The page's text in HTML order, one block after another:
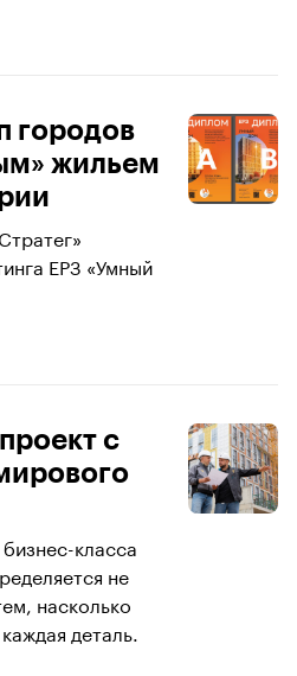
городов
жильем
ЕРЗ «Умный
с
класса
не
насколько
деталь.